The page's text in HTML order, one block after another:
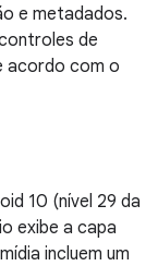
e metadados.
de
acordo com o
10 (nível 29 da
exibe a capa
incluem um